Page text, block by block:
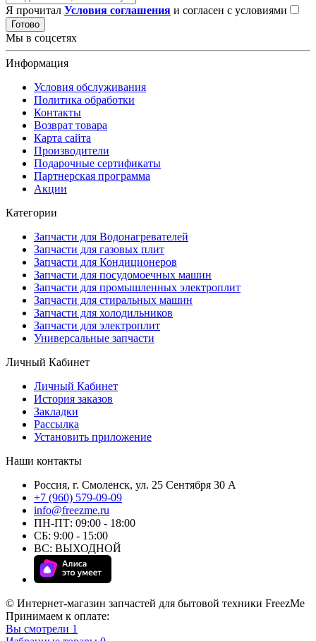
Я прочитал Условия соглашения и согласен с условиями
Готово
Мы в соцсетях
Информация
Условия обслуживания
Политика обработки
Контакты
Возврат товара
Карта сайта
Производители
Подарочные сертификаты
Партнерская программа
Акции
Категории
Запчасти для Водонагревателей
Запчасти для газовых плит
Запчасти для Кондиционеров
Запчасти для посудомоечных машин
Запчасти для промышленных электроплит
Запчасти для стиральных машин
Запчасти для холодильников
Запчасти для электроплит
Универсальные запчасти
Личный Кабинет
Личный Кабинет
История заказов
Закладки
Рассылка
Установить приложение
Наши контакты
Россия, г. Смоленск, ул. 25 Сентября 30 А
+7 (960) 579-09-09
info@freezme.ru
ПН-ПТ: 09:00 - 18:00
СБ: 9:00 - 15:00
ВС: ВЫХОДНОЙ
© Интернет-магазин запчастей для бытовой техники FreezMe
Принимаем к оплате:
Вы смотрели 1